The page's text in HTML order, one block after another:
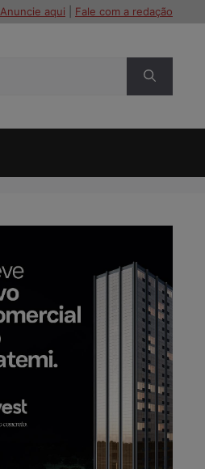
Anuncie aqui Fale com a redação